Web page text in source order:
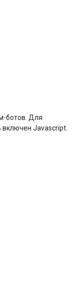
ботов. Для
Javascript.